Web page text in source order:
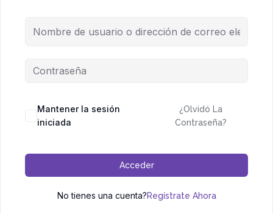
Mantener la sesión
iniciada
¿Olvidó La
Contraseña?
Acceder
No tienes una cuenta?Regístrate Ahora